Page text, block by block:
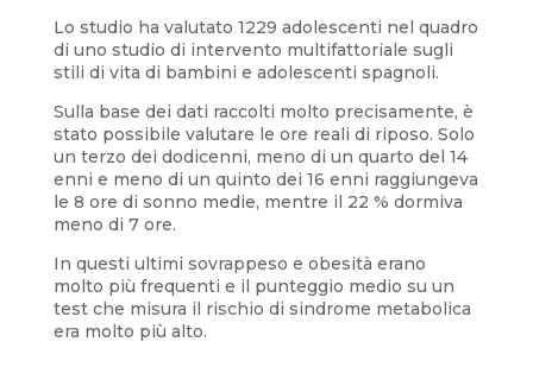
Lo studio ha valutato 1229 adolescenti nel quadro
di uno studio di intervento multifattoriale sugli
stili di vita di bambini e adolescenti spagnoli.
Sulla base dei dati raccolti molto precisamente, è
stato possibile valutare le ore reali di riposo. Solo
un terzo dei dodicenni, meno di un quarto del 14
enni e meno di un quinto dei 16 enni raggiungeva
le 8 ore di sonno medie, mentre il 22 % dormiva
meno di 7 ore.
In questi ultimi sovrappeso e obesità erano
molto più frequenti e il punteggio medio su un
test che misura il rischio di sindrome metabolica
era molto più alto.